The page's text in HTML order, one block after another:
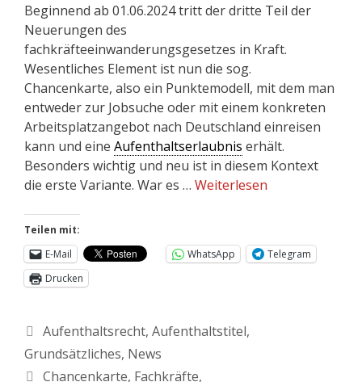
Beginnend ab 01.06.2024 tritt der dritte Teil der
Neuerungen des
fachkräfteeinwanderungsgesetzes in Kraft.
Wesentliches Element ist nun die sog.
Chancenkarte, also ein Punktemodell, mit dem man
entweder zur Jobsuche oder mit einem konkreten
Arbeitsplatzangebot nach Deutschland einreisen
kann und eine Aufenthaltserlaubnis erhält.
Besonders wichtig und neu ist in diesem Kontext
die erste Variante. War es … Weiterlesen
Teilen mit:
E-Mail
WhatsApp
Telegram
Drucken
Aufenthaltsrecht, Aufenthaltstitel,
Grundsätzliches, News
Chancenkarte, Fachkräfte,